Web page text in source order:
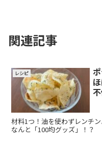
関連記事
レシピ
不
材料1つ！油を使わずレンチ
なんと「100均グッズ」！？